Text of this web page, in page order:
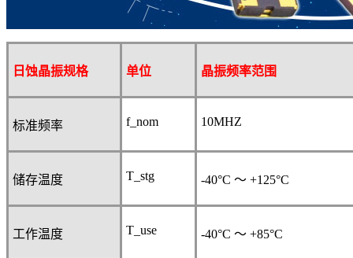
日蚀晶振规格 单位 晶振频率范围
标准频率 f_nom 10MHZ
储存温度 T_stg -40°C ～ +125°C
工作温度 T_use -40°C ～ +85°C